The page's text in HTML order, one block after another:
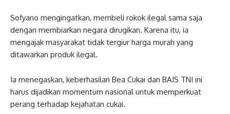
Sofyano mengingatkan, membeli rokok ilegal sama saja
dengan membiarkan negara dirugikan. Karena itu, ia
mengajak masyarakat tidak tergiur harga murah yang
ditawarkan produk ilegal.
Ia menegaskan, keberhasilan Bea Cukai dan BAIS TNI ini
harus dijadikan momentum nasional untuk memperkuat
perang terhadap kejahatan cukai.